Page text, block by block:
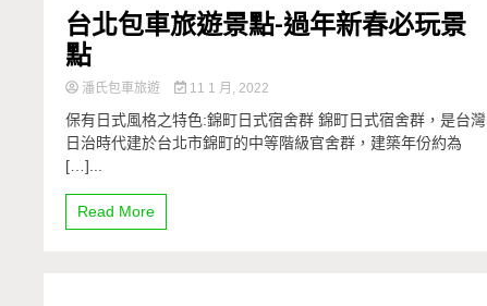
台北包車旅遊景點-過年新春必玩景
點
潘氏包車旅遊 11 1 月, 2022
保有日式風格之特色:錦町日式宿舍群 錦町日式宿舍群，是台灣
日治時代建於台北市錦町的中等階級官舍群，建築年份約為
[…]...
Read More